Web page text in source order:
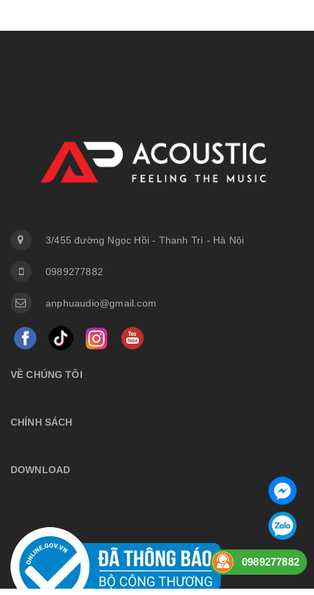
3/455 đường Ngọc Hồi - Thanh Trì - Hà Nội
0989277882
anphuaudio@gmail.com
VỀ CHÚNG TÔI
CHÍNH SÁCH
DOWNLOAD
0989277882